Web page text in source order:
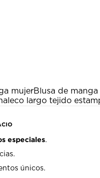
mujerBlusa de manga
largo tejido
especiales.
únicos.